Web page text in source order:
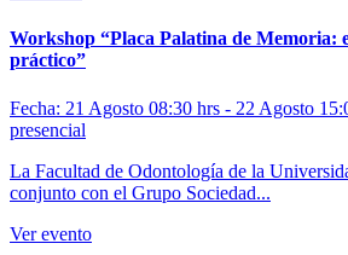
Workshop “Placa Palatina de Memoria:
práctico”
Fecha: 21 Agosto 08:30 hrs - 22 Agosto
presencial
La Facultad de Odontología de la
conjunto con el Grupo Sociedad...
Ver evento